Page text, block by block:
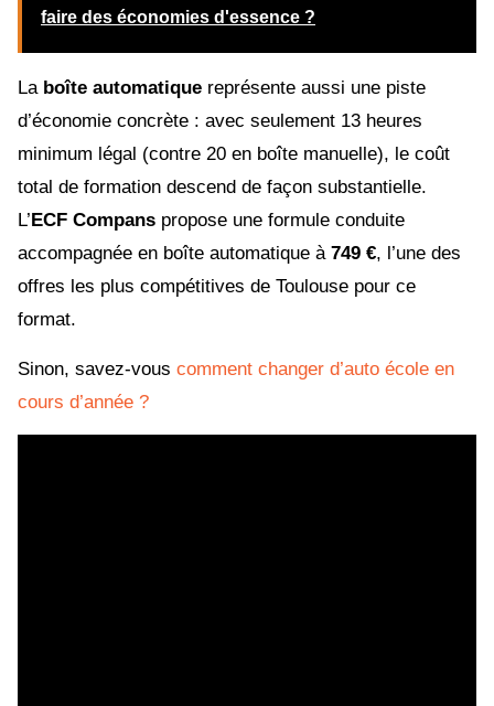
faire des économies d'essence ?
La boîte automatique représente aussi une piste
d’économie concrète : avec seulement 13 heures
minimum légal (contre 20 en boîte manuelle), le coût
total de formation descend de façon substantielle.
L’ ECF Compans propose une formule conduite
accompagnée en boîte automatique à 749 €, l’une des
offres les plus compétitives de Toulouse pour ce
format.
Sinon, savez-vous comment changer d’auto école en
cours d’année ?